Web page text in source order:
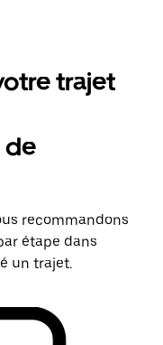
trajet
de
recommandons
étape dans
un trajet.